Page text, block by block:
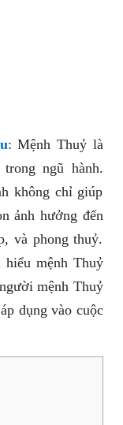
: Mệnh Thuỷ là
ngũ hành.
không chỉ giúp
ảnh hưởng đến
và phong thuỷ.
mệnh Thuỷ
mệnh Thuỷ
dụng vào cuộc